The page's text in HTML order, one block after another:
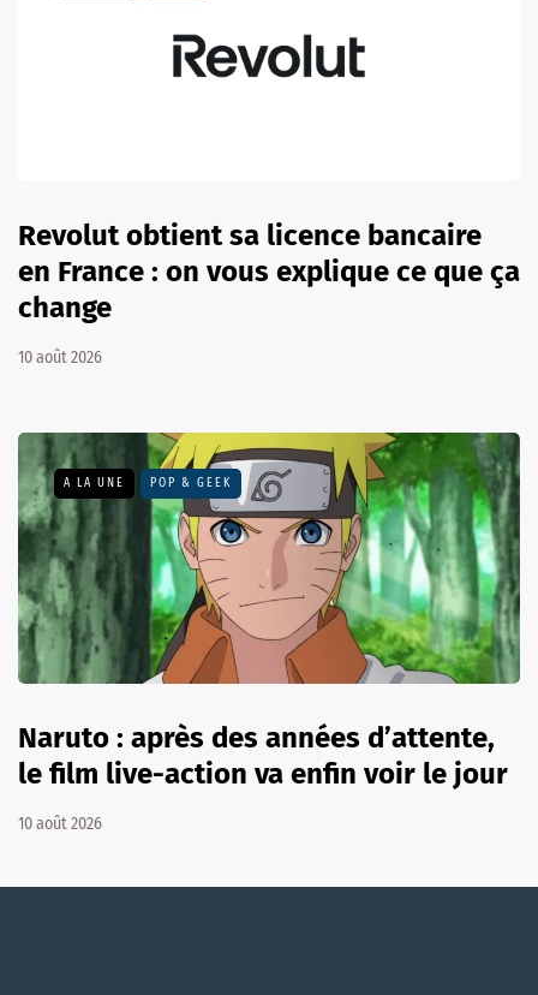
Revolut obtient sa licence bancaire
en France : on vous explique ce que ça
change
10 août 2026
A LA UNE POP & GEEK
Naruto : après des années d’attente,
le film live-action va enfin voir le jour
10 août 2026